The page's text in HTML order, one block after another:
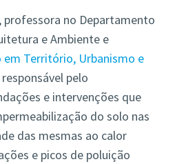
, professora no Departamento
e Ambiente e
em Território, Urbanismo e
pelo
e intervenções que
do solo nas
das mesmas ao calor
e picos de poluição